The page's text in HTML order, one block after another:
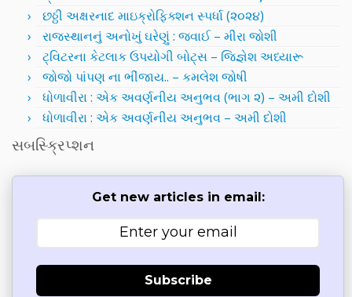
છઠ્ઠી અક્ષરનાદ માઇક્રોફિક્શન સ્પર્ધા (૨૦૨૪)
રાજસ્થાનનું અનોખું ઘરેણું : જવાઈ – મીરા જોશી
ટ્વિટરના કેટલાક ઉપયોગી બોટ્સ – જિજ્ઞેશ અધ્યારૂ
જોજો પાંપણ ના ભીંજાય.. – કમલેશ જોષી
ધોળાવીરા : એક અવર્ણનીય અનુભવ (ભાગ ૨) – અમી દોશી
ધોળાવીરા : એક અવર્ણનીય અનુભવ – અમી દોશી
સબસ્ક્રિપ્શન
Get new articles in email:
Subscribe